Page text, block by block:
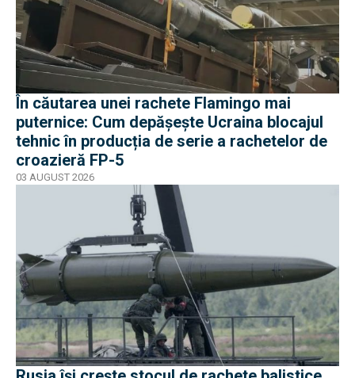
În căutarea unei rachete Flamingo mai
puternice: Cum depășește Ucraina blocajul
tehnic în producția de serie a rachetelor de
croazieră FP-5
03 AUGUST 2026